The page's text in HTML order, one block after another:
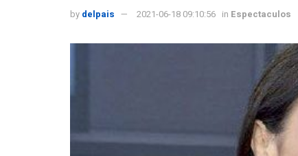
by delpais 2021-06-18 09:10:56 in Espectaculos